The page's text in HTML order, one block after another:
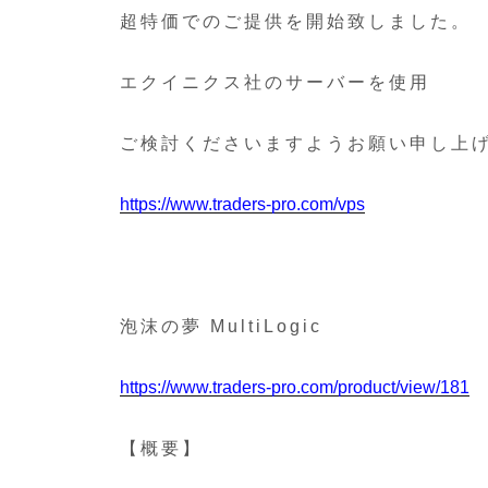
超特価でのご提供を開始致しました。
エクイニクス社のサーバーを使用
ご検討くださいますようお願い申し上
https://www.traders-pro.com/vps
泡沫の夢 MultiLogic
https://www.traders-pro.com/product/view/181
【概要】